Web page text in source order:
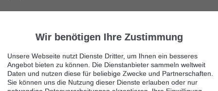
Yamaha YBR 125 Custom
neuwertig, Garagengepflegt mit nur 148!!km, 2 Sitzer in Rot-
Schwarz, 10 PS, Bj.2009, 1. Besitz, Pickerl abgelaufen
Wir benötigen Ihre Zustimmung
Unsere Webseite nutzt Dienste Dritter, um Ihnen ein besseres
Angebot bieten zu können. Die Dienstanbieter sammeln weltweit
Daten und nutzen diese für beliebige Zwecke und Partnerschaften.
Sie können uns die Nutzung dieser Dienste erlauben oder nur